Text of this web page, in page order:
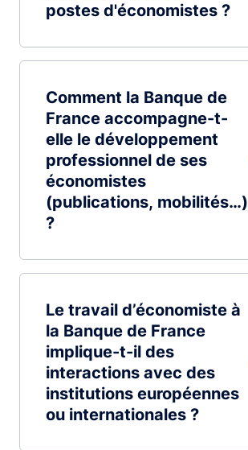
postes d'économistes ?
Comment la Banque de
France accompagne-t-
elle le développement
professionnel de ses
économistes
(publications, mobilités…)
?
Le travail d’économiste à
la Banque de France
implique-t-il des
interactions avec des
institutions européennes
ou internationales ?